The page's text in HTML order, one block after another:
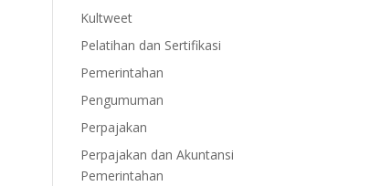
Kultweet
Pelatihan dan Sertifikasi
Pemerintahan
Pengumuman
Perpajakan
Perpajakan dan Akuntansi
Pemerintahan